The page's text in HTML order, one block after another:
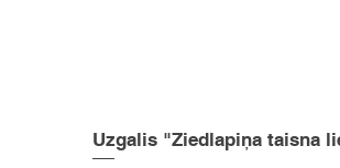
Uzgalis "Ziedlapiņa taisna